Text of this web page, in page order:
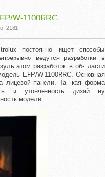
W-1100RRC
2181
постоянно ищет способы
ведутся разработки в
разработок в об- ласти
EFP/W-1100RRC. Основная
лицевой панели. Та- кая форма
и утонченность дизай ну
модели.